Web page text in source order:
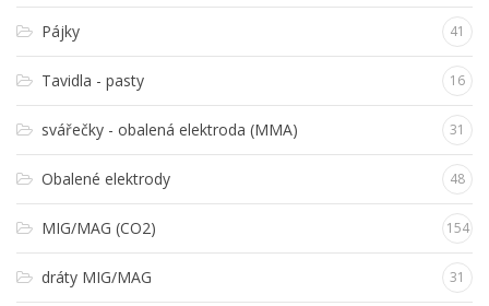
Pájky 41
Tavidla - pasty 16
svářečky - obalená elektroda (MMA) 31
Obalené elektrody 48
MIG/MAG (CO2) 154
dráty MIG/MAG 31